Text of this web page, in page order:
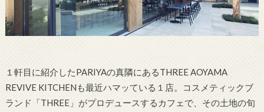
１軒目に紹介したPARIYAの真隣にあるTHREE AOYAMA
REVIVE KITCHENも最近ハマッている１店。コスメティックブ
ランド「THREE」がプロデュースするカフェで、その土地の旬